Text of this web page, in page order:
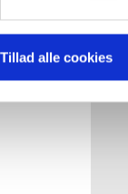
cookies.
det ligeledes
Tillad alle cookies